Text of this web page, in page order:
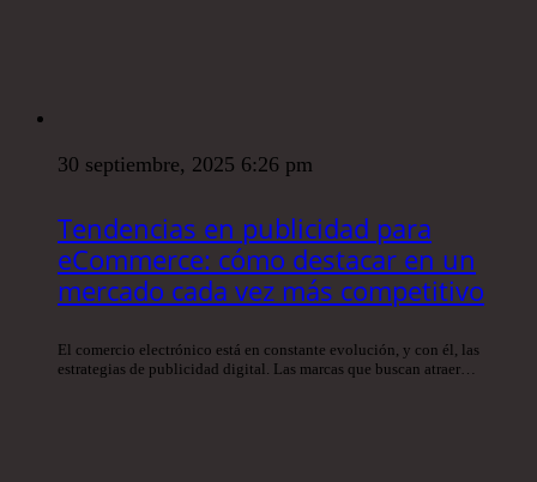
30 septiembre, 2025 6:26 pm
Tendencias en publicidad para
eCommerce: cómo destacar en un
mercado cada vez más competitivo
El comercio electrónico está en constante evolución, y con él, las
estrategias de publicidad digital. Las marcas que buscan atraer…